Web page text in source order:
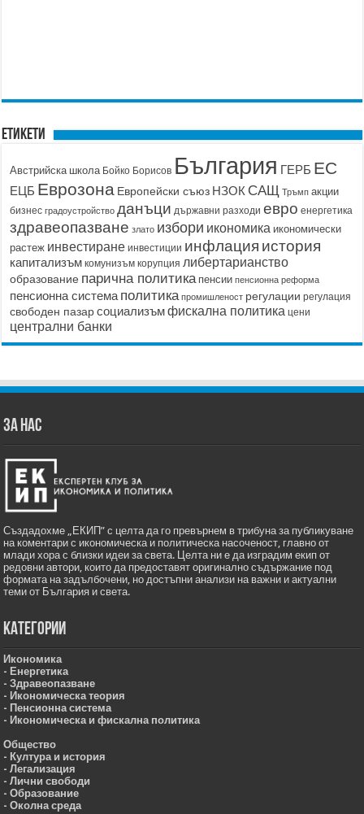
Етикети
Австрийска школа Бойко Борисов България ГЕРБ ЕС
ЕЦБ Еврозона Европейски съюз НЗОК САЩ Тръмп акции
бизнес градоустройство данъци държавни разходи евро енергетика
здравеопазване злато избори икономика икономически
растеж инвестиране инвестиции инфлация история
капитализъм комунизъм корупция либертарианство
образование парична политика пенсии пенсионна реформа
пенсионна система политика промишленост регулации регулация
свободен пазар социализъмфискална политика цени
централни банки
ЗА НАС
Създадохме „ЕКИП” с целта да го превърнем в трибуна за публикуване
на коментари с икономическа и политическа насоченост, главно от
млади хора с близки идеи за света. Целта ни е да изградим екип от
редовни автори, които да предоставят оригинално съдържание под
формата на задълбочени, но достъпни анализи на важни и актуални
теми от България и света.
Категории
Икономика
- Енергетика
- Здравеопазване
- Икономическа теория
- Пенсионна система
- Икономическа и фискална политика
Общество
- Култура и история
- Легализация
- Лични свободи
- Образование
- Околна среда